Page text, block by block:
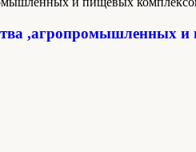
,агропромышленных и